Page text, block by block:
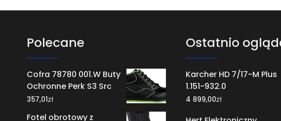
Polecane
Cofra 78780 001.W Buty
Ochronne Perk S3 Src
357,01zł
Fotel obrotowy z
Ostatnio
Karcher HD 7/17-M Plus
1.151-932.0
4 899,00zł